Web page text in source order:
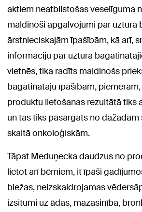
aktiem neatbilstošas veselīguma
maldinoši apgalvojumi par uztura
ārstnieciskajām īpašībām, kā arī,
informāciju par uztura
vietnēs, tika radīts maldinošs
bagātinātāju īpašībām,
produktu lietošanas rezultātā tiks
un tas tiks pasargāts no dažādām
skaitā onkoloģiskām.
Tāpat Meduņecka daudzus no
lietot arī bērniem, it īpaši
biežas, neizskaidrojamas
izsitumi uz ādas, mazasinība,